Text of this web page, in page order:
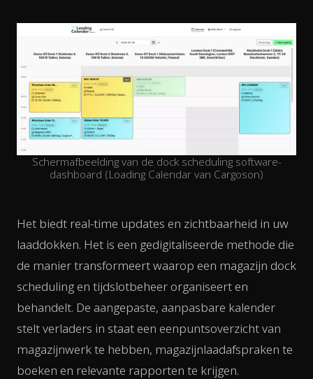
Schermafbeelding van de dock scheduling software-
dashboard (Loading Calendar van Cargoson)
Het biedt real-time updates en zichtbaarheid in uw
laaddokken. Het is een gedigitaliseerde methode die
de manier transformeert waarop een magazijn dock
scheduling en tijdslotbeheer organiseert en
behandelt. De aangepaste, aanpasbare kalender
stelt verladers in staat een eenpuntsoverzicht van
magazijnwerk te hebben, magazijnlaadafspraken te
boeken en relevante rapporten te krijgen.